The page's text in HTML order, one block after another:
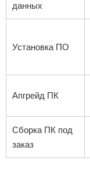
данных
Установка ПО
Апгрейд ПК
Сборка ПК под
заказ